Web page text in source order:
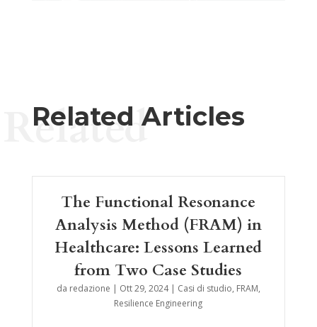
Related Articles
Related
The Functional Resonance
Analysis Method (FRAM) in
Healthcare: Lessons Learned
from Two Case Studies
da redazione | Ott 29, 2024| Casi di studio, FRAM,
Resilience Engineering